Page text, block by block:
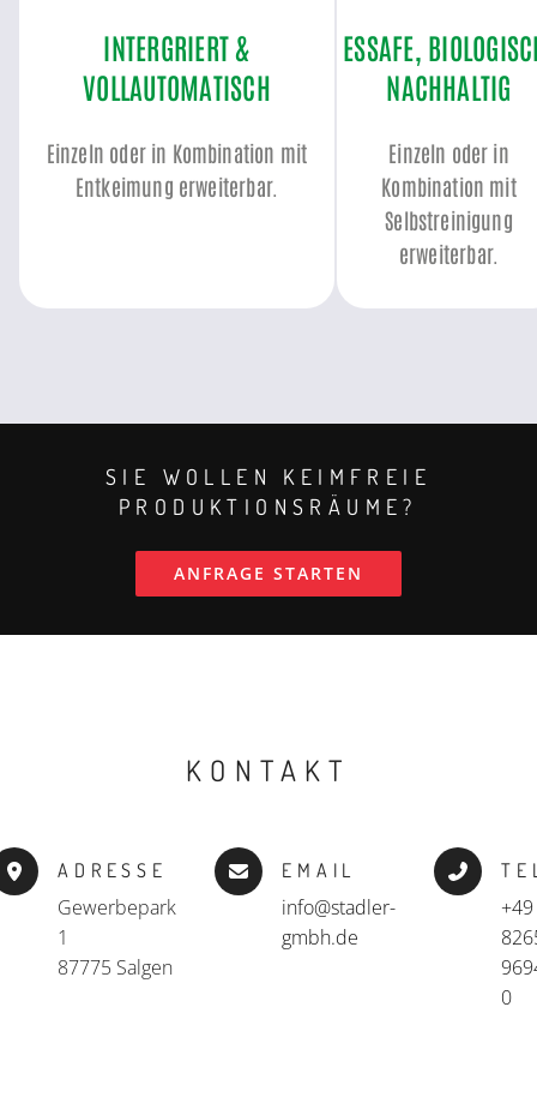
INTERGRIERT &
VOLLAUTOMATISCH
Einzeln oder in Kombination mit
Entkeimung erweiterbar.
ESSAFE,
NACHHALTIG
Einzeln oder in
Kombination mit
Selbstreinigung
erweiterbar.
SIE WOLLEN KEIMFREIE
PRODUKTIONSRÄUME?
ANFRAGE STARTEN
KONTAKT
ADRESSE
Gewerbepark
1
87775 Salgen
EMAIL
info@stadler-
gmbh.de
+49
0